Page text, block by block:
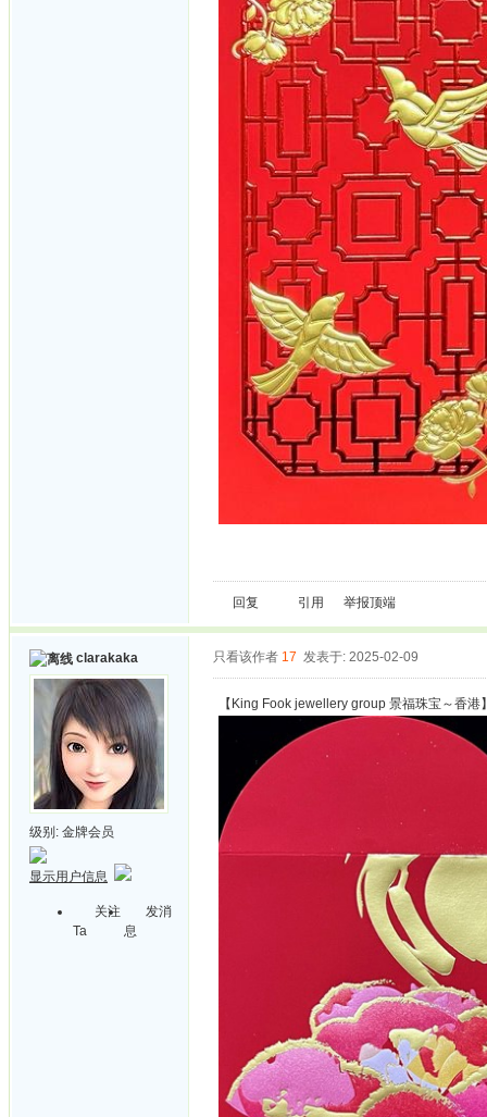
回复 引用 举报顶端
clarakaka
级别: 金牌会员
显示用户信息
关注
Ta
发消
息
只看该作者 17 发表于: 2025-02-09
【King Fook jewellery group 景福珠宝～香港